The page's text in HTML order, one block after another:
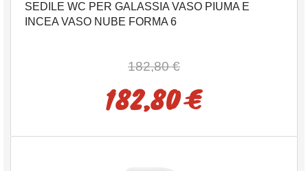
SEDILE WC PER GALASSIA VASO PIUMA E
INCEA VASO NUBE FORMA 6
182,80 €
182,80 €